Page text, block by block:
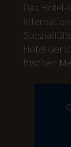
Das
Hotel
frischen